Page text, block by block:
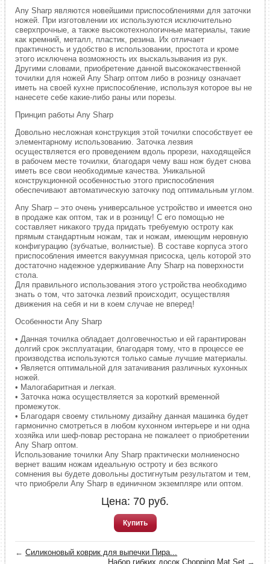
Any Sharp являются новейшими приспособлениями для заточки
ножей. При изготовлении их используются исключительно
сверхпрочные, а также высокотехнологичные материалы, такие
как кремний, металл, пластик, резина. Их отличает
практичность и удобство в использовании, простота и кроме
этого исключена возможность их выскальзывания из рук.
Другими словами, приобретение данной высококачественной
точилки для ножей Any Sharp оптом либо в розницу означает
иметь на своей кухне приспособление, используя которое вы не
нанесете себе какие-либо раны или порезы.
Принцип работы Any Sharp
Довольно несложная конструкция этой точилки способствует ее
элементарному использованию. Заточка лезвия
осуществляется его проведением вдоль прорези, находящейся
в рабочем месте точилки, благодаря чему ваш нож будет снова
иметь все свои необходимые качества. Уникальной
конструкционной особенностью этого приспособления
обеспечивают автоматическую заточку под оптимальным углом.
Any Sharp – это очень универсальное устройство и имеется оно
в продаже как оптом, так и в розницу! С его помощью не
составляет никакого труда придать требуемую остроту как
прямым стандартным ножам, так и ножам, имеющим неровную
конфигурацию (зубчатые, волнистые). В составе корпуса этого
приспособления имеется вакуумная присоска, цель которой это
достаточно надежное удерживание Any Sharp на поверхности
стола.
Для правильного использования этого устройства необходимо
знать о том, что заточка лезвий происходит, осуществляя
движения на себя и ни в коем случае не вперед!
Особенности Any Sharp
• Данная точилка обладает долговечностью и ей гарантирован
долгий срок эксплуатации, благодаря тому, что в процессе ее
производства используются только самые лучшие материалы.
• Является оптимальной для затачивания различных кухонных
ножей.
• Малогабаритная и легкая.
• Заточка ножа осуществляется за короткий временной
промежуток.
• Благодаря своему стильному дизайну данная машинка будет
гармонично смотреться в любом кухонном интерьере и ни одна
хозяйка или шеф-повар ресторана не пожалеет о приобретении
Any Sharp оптом.
Использование точилки Any Sharp практически молниеносно
вернет вашим ножам идеальную остроту и без всякого
сомнения вы будете довольны достигнутым результатом и тем,
что приобрели Any Sharp в единичном экземпляре или оптом.
Цена: 70 руб.
Купить
←Силиконовый коврик для выпечки Пира...
Набор гибких досок Chopping Mat Set→